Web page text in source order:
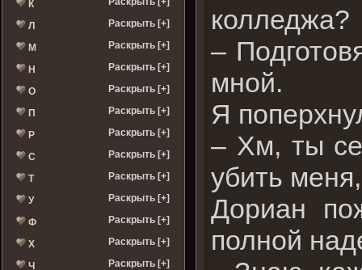
К
Л Раскрыть [+]
М Раскрыть [+]
Н Раскрыть [+]
О Раскрыть [+]
П Раскрыть [+]
Р Раскрыть [+]
С Раскрыть [+]
Т Раскрыть [+]
У Раскрыть [+]
Ф Раскрыть [+]
Х Раскрыть [+]
Ч Раскрыть [+]
колледжа?
–
мной.
Я
– Хм, ты
убить
Дориан
полной